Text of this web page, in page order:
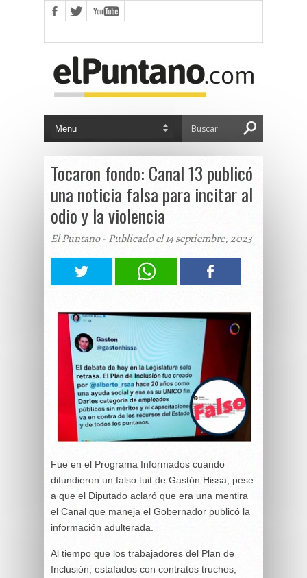
Tocaron fondo: Canal 13 publicó
una noticia falsa para incitar al
odio y la violencia
El Puntano - Publicado el 14 septiembre, 2023
Fue en el Programa Informados cuando
difundieron un falso tuit de Gastón Hissa, pese
a que el Diputado aclaró que era una mentira
el Canal que maneja el Gobernador publicó la
información adulterada.
Al tiempo que los trabajadores del Plan de
Inclusión, estafados con contratos truchos,